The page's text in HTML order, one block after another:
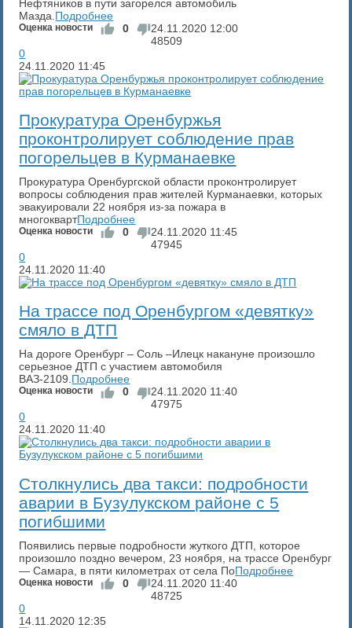
Нефтяников в пути загорелся автомобиль
Мазда. Подробнее
Оценка новости 0 24.11.2020 12:00
48509
0
24.11.2020 11:45
​Прокуратура Оренбуржья
проконтролирует соблюдение прав
погорельцев в Курманаевке
Прокуратура Оренбургской области проконтролирует
вопросы соблюдения прав жителей Курманаевки, которых
эвакуировали 22 ноября из-за пожара в
многоквартПодробнее
Оценка новости 0 24.11.2020 11:45
47945
0
24.11.2020 11:40
​На трассе под Оренбургом «девятку»
смяло в ДТП
На дороге Оренбург – Соль –Илецк накануне произошло
серьезное ДТП с участием автомобиля
ВАЗ-2109.Подробнее
Оценка новости 0 24.11.2020 11:40
47975
0
24.11.2020 11:40
​Столкнулись два такси: подробности
аварии в Бузулукском районе с 5
погибшими
Появились первые подробности жуткого ДТП, которое
произошло поздно вечером, 23 ноября, на трассе Оренбург
— Самара, в пяти километрах от села ПоПодробнее
Оценка новости 0 24.11.2020 11:40
48725
0
14.11.2020 12:35